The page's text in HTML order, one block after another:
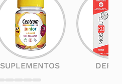
SUPLEMENTOS